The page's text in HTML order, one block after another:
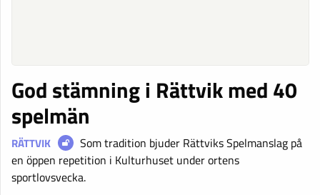
God stämning i Rättvik med 40
spelmän
RÄTTVIK
Som tradition bjuder Rättviks Spelmanslag på
en öppen repetition i Kulturhuset under ortens
sportlovsvecka.